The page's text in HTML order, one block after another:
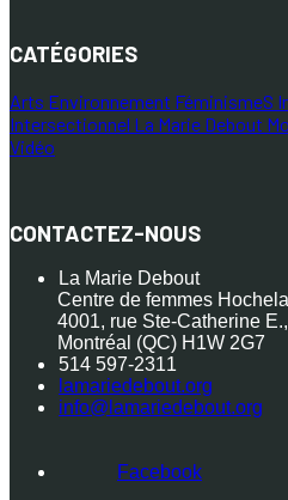
CATÉGORIES
Arts Environnement FéminismeS
Intersectionnel La Marie Debout
Vidéo
CONTACTEZ-NOUS
La Marie Debout
Centre de femmes
4001, rue Ste-Catherine E.,
Montréal (QC) H1W 2G7
514 597-2311
lamariedebout.org
info@lamariedebout.org
Facebook